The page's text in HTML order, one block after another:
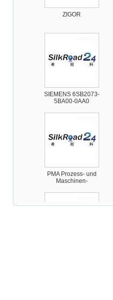
ZIGOR
SIEMENS 6SB2073-
5BA00-0AA0
PMA Prozess- und
Maschinen-
Automation GmbH